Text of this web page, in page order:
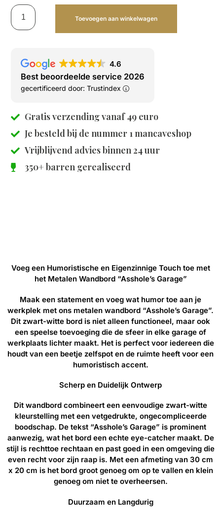
Toevoegen aan winkelwagen
4.6
Best beoordeelde service 2026
gecertificeerd door: Trustindex
Gratis verzending vanaf 49 euro
Je besteld bij de nummer 1 mancaveshop
Vrijblijvend advies binnen 24 uur
350+ barren gerealiseerd
Voeg een Humoristische en Eigenzinnige Touch toe met
het Metalen Wandbord “Asshole’s Garage”
Maak een statement en voeg wat humor toe aan je
werkplek met ons metalen wandbord “Asshole’s Garage”.
Dit zwart-witte bord is niet alleen functioneel, maar ook
een speelse toevoeging die de sfeer in elke garage of
werkplaats lichter maakt. Het is perfect voor iedereen die
houdt van een beetje zelfspot en de ruimte heeft voor een
humoristisch accent.
Scherp en Duidelijk Ontwerp
Dit wandbord combineert een eenvoudige zwart-witte
kleurstelling met een vetgedrukte, ongecompliceerde
boodschap. De tekst “Asshole’s Garage” is prominent
aanwezig, wat het bord een echte eye-catcher maakt. De
stijl is rechttoe rechtaan en past goed in een omgeving die
even recht voor zijn raap is. Met een afmeting van 30 cm
x 20 cm is het bord groot genoeg om op te vallen en klein
genoeg om niet te overheersen.
Duurzaam en Langdurig